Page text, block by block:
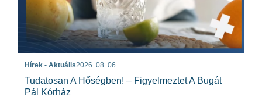
Hírek - Aktuális2026. 08. 06.
Tudatosan A Hőségben! – Figyelmeztet A Bugát
Pál Kórház